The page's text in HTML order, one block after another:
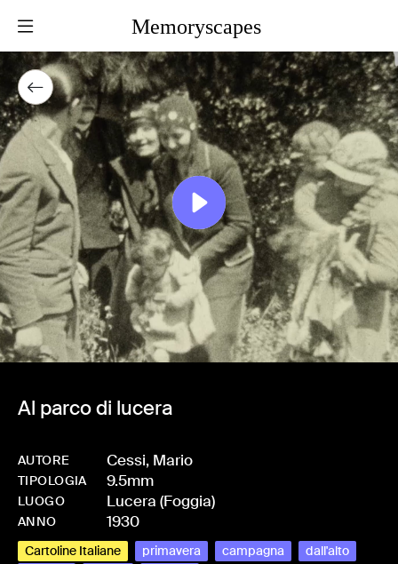
Memoryscapes
Al parco di lucera
AUTORE Cessi, Mario
TIPOLOGIA 9.5mm
LUOGO Lucera (Foggia)
ANNO 1930
Cartoline Italiane primavera campagna
dall'alto